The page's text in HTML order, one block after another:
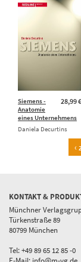
28,99 €
Siemens -
Anatomie
eines Unternehmens
Daniela Decurtins
‹
KONTAKT &
Münchner
Türkenstraße 89
80799 München
Tel: +49 89 65 12 85 -0